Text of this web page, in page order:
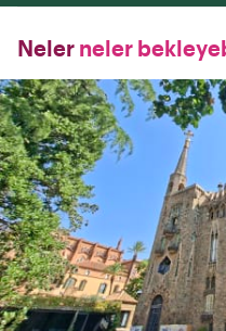
Neler neler